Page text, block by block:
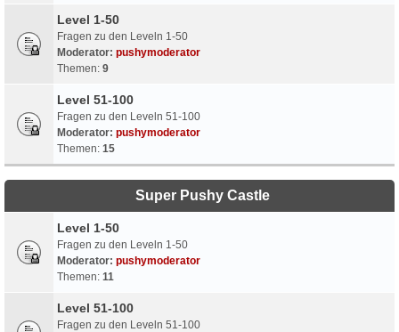
Level 1-50
Fragen zu den Leveln 1-50
Moderator: pushymoderator
Themen: 9
Level 51-100
Fragen zu den Leveln 51-100
Moderator: pushymoderator
Themen: 15
Super Pushy Castle
Level 1-50
Fragen zu den Leveln 1-50
Moderator: pushymoderator
Themen: 11
Level 51-100
Fragen zu den Leveln 51-100